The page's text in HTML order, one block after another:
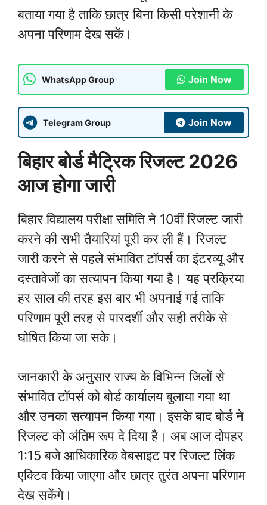
बताया गया है ताकि छात्र बिना किसी परेशानी के
अपना परिणाम देख सकें।
WhatsApp Group Join Now
Telegram Group Join Now
बिहार बोर्ड मैट्रिक रिजल्ट 2026
आज होगा जारी
बिहार विद्यालय परीक्षा समिति ने 10वीं रिजल्ट जारी
करने की सभी तैयारियां पूरी कर ली हैं। रिजल्ट
जारी करने से पहले संभावित टॉपर्स का इंटरव्यू और
दस्तावेजों का सत्यापन किया गया है। यह प्रक्रिया
हर साल की तरह इस बार भी अपनाई गई ताकि
परिणाम पूरी तरह से पारदर्शी और सही तरीके से
घोषित किया जा सके।
जानकारी के अनुसार राज्य के विभिन्न जिलों से
संभावित टॉपर्स को बोर्ड कार्यालय बुलाया गया था
और उनका सत्यापन किया गया। इसके बाद बोर्ड ने
रिजल्ट को अंतिम रूप दे दिया है। अब आज दोपहर
1:15 बजे आधिकारिक वेबसाइट पर रिजल्ट लिंक
एक्टिव किया जाएगा और छात्र तुरंत अपना परिणाम
देख सकेंगे।